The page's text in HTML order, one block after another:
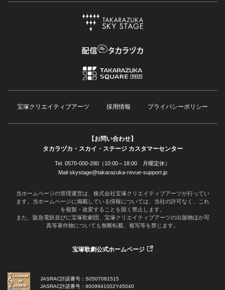
宝塚クリエイティブアーツ 採用情報 プライバシーポリシー
【お問い合わせ】
タカラヅカ・スカイ・ステージ カスタマーセンター
Tel. 0570-000-290（10:00～18:00 月曜定休）
Mail skystage@takarazuka-revue-support.jp
当ホームページの管理運営は、株式会社宝塚クリエイティブアーツが行ってい
ます。当ホームページに掲載している情報については、当社の許可なく、これ
を複製・改変することを固く禁止します。
また、阪急電鉄並びに宝塚歌劇団、宝塚クリエイティブアーツの出版物ほか写
真等著作物についても無断転載、複写等を禁じます。
宝塚歌劇公式ホームページ
JASRAC許諾番号：S0507081515
JASRAC許諾番号：9009941002Y45040